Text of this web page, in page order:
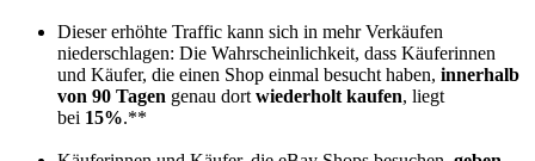
Dieser erhöhte Traffic kann sich in mehr Verkäufen
niederschlagen: Die Wahrscheinlichkeit, dass Käuferinnen
und Käufer, die einen Shop einmal besucht haben, innerhalb
von 90 Tagen genau dort wiederholt kaufen, liegt
bei 15%.**